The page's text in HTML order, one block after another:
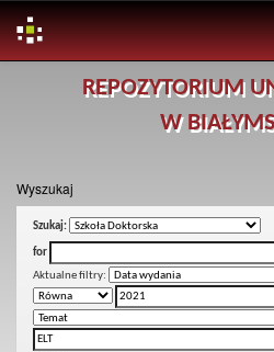
REPOZYTORIUM
W
Wyszukaj
Szukaj:
for
Aktualne filtry: